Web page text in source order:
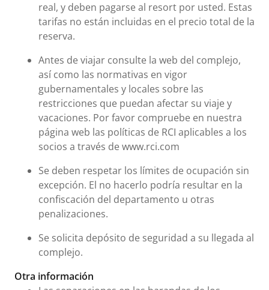
real, y deben pagarse al resort por usted. Estas
tarifas no están incluidas en el precio total de la
reserva.
Antes de viajar consulte la web del complejo,
así como las normativas en vigor
gubernamentales y locales sobre las
restricciones que puedan afectar su viaje y
vacaciones. Por favor compruebe en nuestra
página web las políticas de RCI aplicables a los
socios a través de www.rci.com
Se deben respetar los límites de ocupación sin
excepción. El no hacerlo podría resultar en la
confiscación del departamento u otras
penalizaciones.
Se solicita depósito de seguridad a su llegada al
complejo.
Otra información